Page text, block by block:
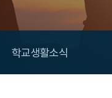
학교생활소식